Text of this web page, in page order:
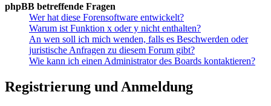
phpBB betreffende Fragen
Wer hat diese Forensoftware entwickelt?
Warum ist Funktion x oder y nicht enthalten?
An wen soll ich mich wenden, falls es Beschwerden oder
juristische Anfragen zu diesem Forum gibt?
Wie kann ich einen Administrator des Boards kontaktieren?
Registrierung und Anmeldung